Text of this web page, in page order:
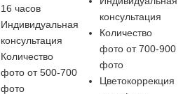
16 часов
Индивидуальная
консультация
Количество
фото от 500-700
фото
консультация
Количество
фото от 700-900
фото
Цветокоррекция